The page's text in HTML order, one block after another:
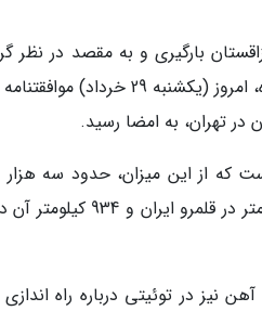
24 خرداد از مبدا اکتائو قزاقستان بارگیری و به
تنظیمی اعزام شده است. همچنین در راستای
در تهران، به امضا رسید.
قزاقستان، 700 کیلومتر در قلمرو
نیز در توئیتی درباره راه